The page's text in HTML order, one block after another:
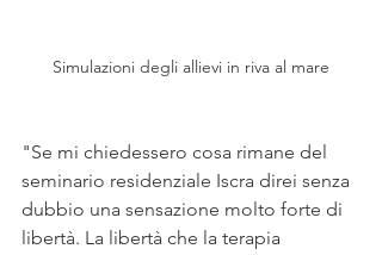
Simulazioni degli allievi in riva al mare
"Se mi chiedessero cosa rimane del
seminario residenziale Iscra direi senza
dubbio una sensazione molto forte di
libertà. La libertà che la terapia